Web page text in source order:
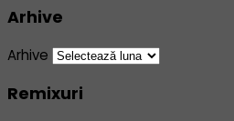
Arhive
Arhive
Remixuri